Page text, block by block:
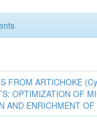
FROM ARTICHOKE
OPTIMIZATION OF
AND ENRICHMENT